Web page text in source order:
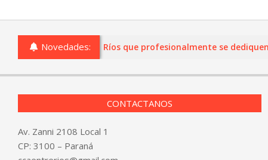
Novedades:
comercios de Entre Ríos que profesionalmente se dediquen
CONTACTANOS
Av. Zanni 2108 Local 1
CP: 3100 – Paraná